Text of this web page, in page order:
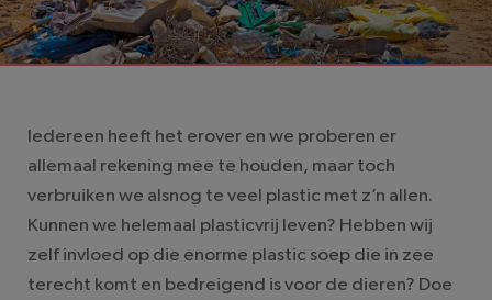
LEESTIJD: 5 MINUTEN
Iedereen heeft het erover en we proberen er
allemaal rekening mee te houden, maar toch
verbruiken we alsnog te veel plastic met z’n allen.
Kunnen we helemaal plasticvrij leven? Hebben wij
zelf invloed op die enorme plastic soep die in zee
terecht komt en bedreigend is voor de dieren? Doe